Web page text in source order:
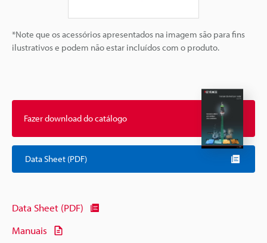
*Note que os acessórios apresentados na imagem são para fins
ilustrativos e podem não estar incluídos com o produto.
Fazer download do catálogo
Data Sheet (PDF)
Data Sheet (PDF)
Manuais